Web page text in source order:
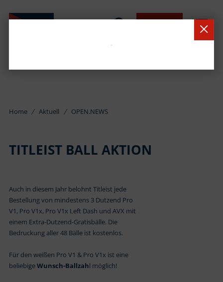
Home Aktuell OPEN.NEWS
TITLEIST BALL AKTION
Auch in diesem Jahr belohnt Titleist jede
Bestellung von mindestens 3 Dutzend Pro
V1, Pro V1x, Pro V1x Left Dash und AVX mit
einem Extra-Dutzend-Gratisbälle. Die
Bedruckung aller 48 Bälle ist kostenlos.
Für den weißen Pro V1 & Pro V1x ist eine
beliebigeWunsch-Ballzahl möglich!